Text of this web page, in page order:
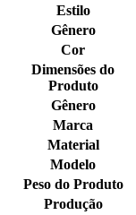
Estilo
Gênero
Cor
Dimensões do
Produto
Gênero
Marca
Material
Modelo
Peso do Produto
Produção